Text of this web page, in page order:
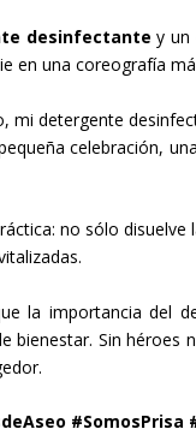
desinfectante y un
en una coreografía
detergente
celebración,
no sólo
la importancia del
Sin héroes
#SomosPrisa